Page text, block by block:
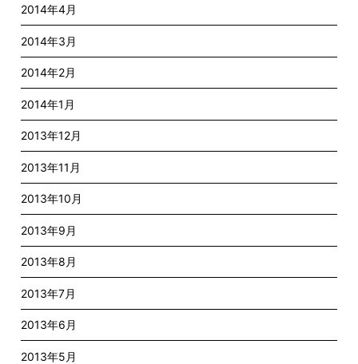
2014年4月
2014年3月
2014年2月
2014年1月
2013年12月
2013年11月
2013年10月
2013年9月
2013年8月
2013年7月
2013年6月
2013年5月